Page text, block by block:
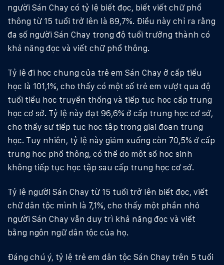
người Sán Chay có tỷ lệ biết đọc, biết viết chữ phổ
thông từ 15 tuổi trở lên là 89,7%. Điều này chỉ ra rằng
đa số người Sán Chay trong độ tuổi trưởng thành có
khả năng đọc và viết chữ phổ thông.
Tỷ lệ đi học chung của trẻ em Sán Chay ở cấp tiểu
học là 101,1%, cho thấy có một số trẻ em vượt qua độ
tuổi tiểu học truyền thống và tiếp tục học cấp trung
học cơ sở. Tỷ lệ này đạt 96,6% ở cấp trung học cơ sở,
cho thấy sự tiếp tục học tập trong giai đoạn trung
học. Tuy nhiên, tỷ lệ này giảm xuống còn 70,5% ở cấp
trung học phổ thông, có thể do một số học sinh
không tiếp tục học tập sau cấp trung học cơ sở.
Tỷ lệ người Sán Chay từ 15 tuổi trở lên biết đọc, viết
chữ dân tộc mình là 7,1%, cho thấy một phần nhỏ
người Sán Chay vẫn duy trì khả năng đọc và viết
bằng ngôn ngữ dân tộc của họ.
Đáng chú ý, tỷ lệ trẻ em dân tộc Sán Chay trên 5 tuổi